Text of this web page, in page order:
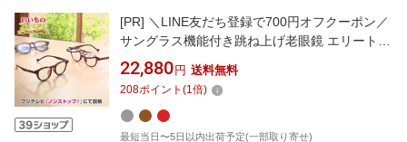
[PR] ＼LINE友だち登録で700円オフクーポン／
サングラス機能付き跳ね上げ老眼鏡 エリートス
リー いいものプレミアム 健康雑貨 健康
AR2951
22,880 円 送料無料
208ポイント (1倍)
最短当日〜5日以内出荷予定(一部取り寄せ)